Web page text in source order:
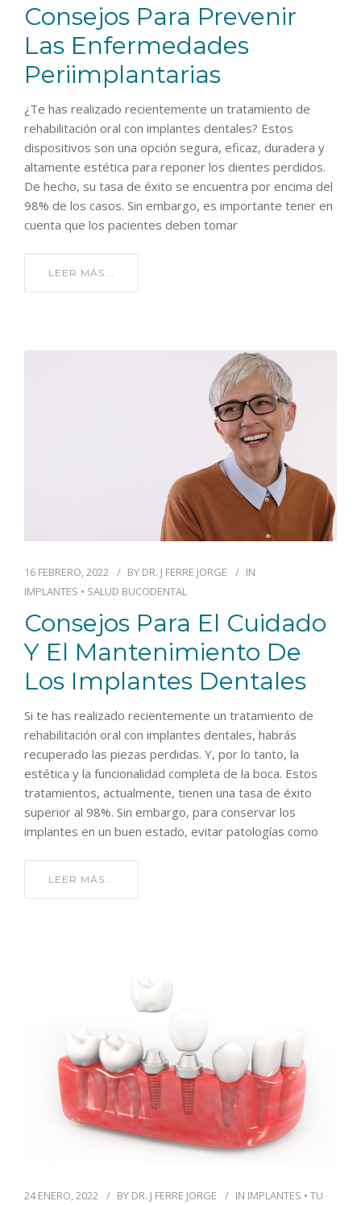
Consejos Para Prevenir
Las Enfermedades
Periimplantarias
¿Te has realizado recientemente un tratamiento de
rehabilitación oral con implantes dentales? Estos
dispositivos son una opción segura, eficaz, duradera y
altamente estética para reponer los dientes perdidos.
De hecho, su tasa de éxito se encuentra por encima del
98% de los casos. Sin embargo, es importante tener en
cuenta que los pacientes deben tomar
LEER MÁS...
16 FEBRERO, 2022 BY DR. J FERRE JORGE
IN
IMPLANTES • SALUD BUCODENTAL
Consejos Para El Cuidado
Y El Mantenimiento De
Los Implantes Dentales
Si te has realizado recientemente un tratamiento de
rehabilitación oral con implantes dentales, habrás
recuperado las piezas perdidas. Y, por lo tanto, la
estética y la funcionalidad completa de la boca. Estos
tratamientos, actualmente, tienen una tasa de éxito
superior al 98%. Sin embargo, para conservar los
implantes en un buen estado, evitar patologías como
LEER MÁS...
24 ENERO, 2022 BY DR. J FERRE JORGE IN IMPLANTES • TU